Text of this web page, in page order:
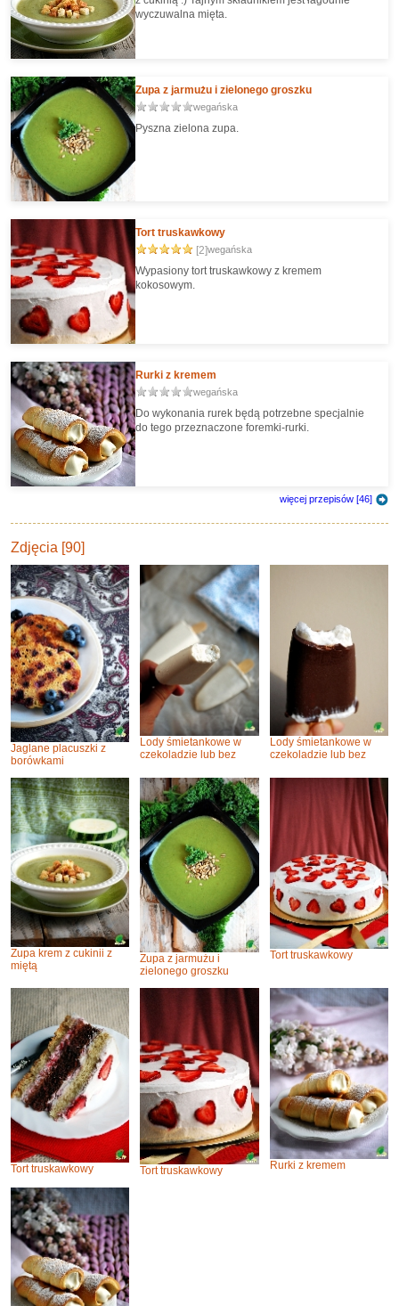
wyczuwalna mięta.
Zupa z jarmużu i zielonego groszku
wegańska
Pyszna zielona zupa.
Tort truskawkowy
[2]wegańska
Wypasiony tort truskawkowy z kremem
kokosowym.
Rurki z kremem
wegańska
Do wykonania rurek będą potrzebne specjalnie
do tego przeznaczone foremki-rurki.
więcej przepisów [46]
Zdjęcia [90]
Jaglane placuszki z
borówkami
Lody śmietankowe w
czekoladzie lub bez
Lody śmietankowe w
czekoladzie lub bez
Zupa krem z cukinii z
miętą
Zupa z jarmużu i
zielonego groszku
Tort truskawkowy
Tort truskawkowy Tort truskawkowy Rurki z kremem